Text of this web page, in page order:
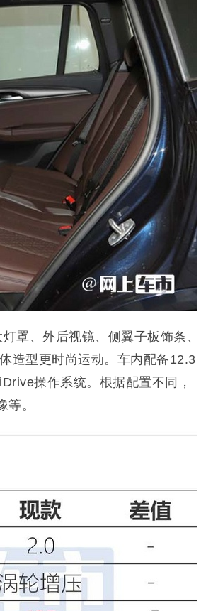
罩、外后视镜、侧翼子板饰条、
造型更时尚运动。车内配备12.3
操作系统。根据配置不同，
。